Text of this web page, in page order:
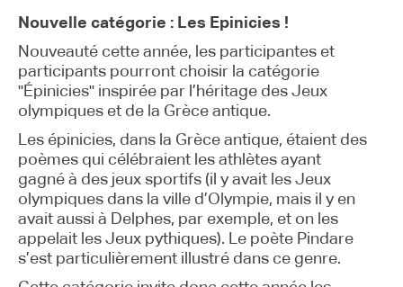
Nouvelle catégorie : Les Epinicies !
Nouveauté cette année, les participantes et
participants pourront choisir la catégorie
"Épinicies" inspirée par l’héritage des Jeux
olympiques et de la Grèce antique.
Les épinicies, dans la Grèce antique, étaient des
poèmes qui célébraient les athlètes ayant
gagné à des jeux sportifs (il y avait les Jeux
olympiques dans la ville d’Olympie, mais il y en
avait aussi à Delphes, par exemple, et on les
appelait les Jeux pythiques). Le poète Pindare
s’est particulièrement illustré dans ce genre.